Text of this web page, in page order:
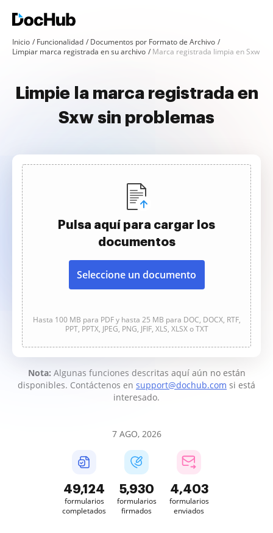
Inicio Funcionalidad
Documentos por Formato de Archivo
Limpiar marca registrada en su archivo
Marca registrada limpia en Sxw
Limpie la marca registrada en
Sxw sin problemas
Pulsa aquí para cargar los
documentos
Seleccione un documento
Hasta 100 MB para PDF y hasta 25 MB para DOC, DOCX, RTF,
PPT, PPTX, JPEG, PNG, JFIF, XLS, XLSX o TXT
Nota: Algunas funciones descritas aquí aún no están
disponibles. Contáctenos en support@dochub.com si está
interesado.
7 AGO, 2026
49,124
formularios
completados
5,930
formularios
firmados
4,403
formularios
enviados